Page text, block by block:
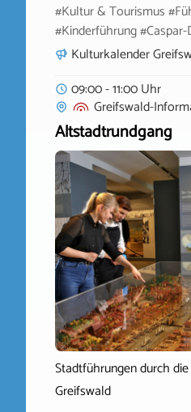
#Kultur & Tourismus
#Kinderführung
Kulturkalender
09:00 - 11:00 Uhr
Greifswald-
Altstadtrundgang
Stadtführungen durch
Greifswald